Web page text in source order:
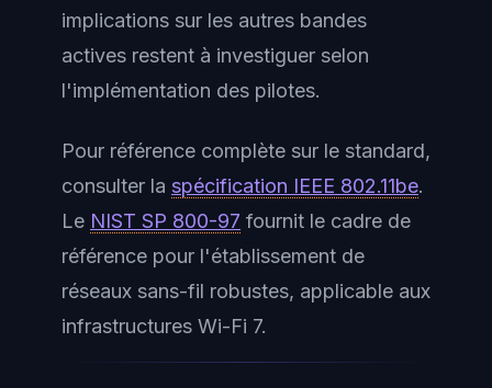
implications sur les autres bandes
actives restent à investiguer selon
l'implémentation des pilotes.
Pour référence complète sur le standard,
consulter la spécification IEEE 802.11be.
Le NIST SP 800-97 fournit le cadre de
référence pour l'établissement de
réseaux sans-fil robustes, applicable aux
infrastructures Wi-Fi 7.